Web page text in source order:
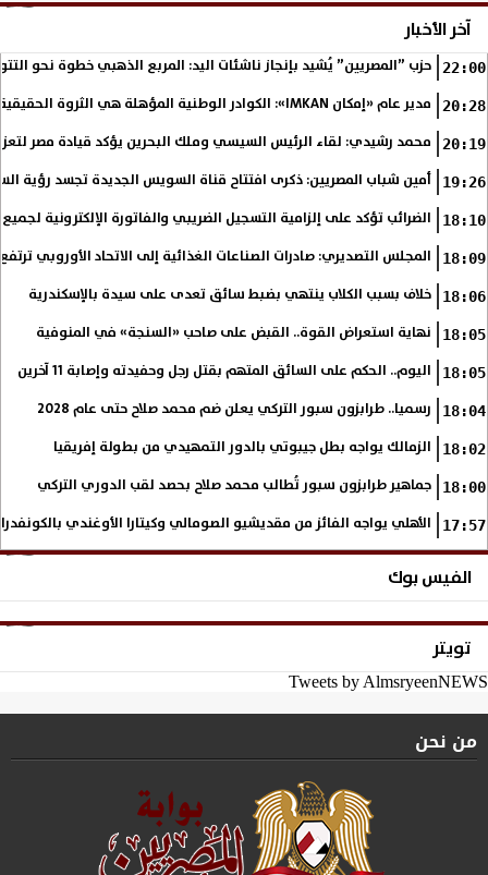
آخر الأخبار
22:00 حزب ”المصريين” يُشيد بإنجاز ناشئات اليد: المربع الذهبي خطوة نحو
20:28 مدير عام «إمكان IMKAN»: الكوادر الوطنية المؤهلة هي الثروة الحقيقية لمستقبل التنمية في مصر
20:19 محمد رشيدي: لقاء الرئيس السيسي وملك البحرين يؤكد قيادة مصر
19:26 أمين شباب المصريين: ذكرى افتتاح قناة السويس الجديدة تجسد رؤية
18:10 الضرائب تؤكد على إلزامية التسجيل الضريبي والفاتورة الإلكترونية
18:09 المجلس التصديري: صادرات الصناعات الغذائية إلى الاتحاد الأوروبي ترتفع 15.4% خلال النصف الأول من
18:06 خلاف بسبب الكلاب ينتهي بضبط سائق تعدى على سيدة بالإسكندرية
18:05 نهاية استعراض القوة.. القبض على صاحب «السنجة» في المنوفية
18:05 اليوم.. الحكم على السائق المتهم بقتل رجل وحفيدته وإصابة 11 آخرين
18:04 رسميا.. طرابزون سبور التركي يعلن ضم محمد صلاح حتى عام 2028
18:02 الزمالك يواجه بطل جيبوتي بالدور التمهيدي من بطولة إفريقيا
18:00 جماهير طرابزون سبور تُطالب محمد صلاح بحصد لقب الدوري التركي
17:57 الأهلي يواجه الفائز من مقديشيو الصومالي وكيتارا الأوغندي
الفيس بوك
تويتر
Tweets by AlmsryeenNEWS
من نحن